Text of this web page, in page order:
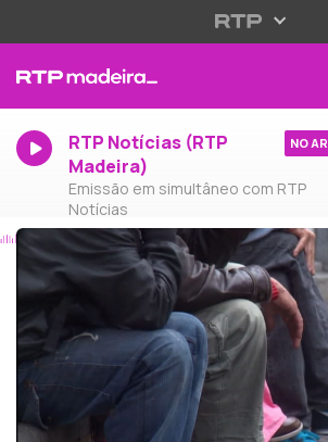
RTP Notícias (RTP
Madeira)
Emissão em simultâneo com RTP
Notícias
NO AR